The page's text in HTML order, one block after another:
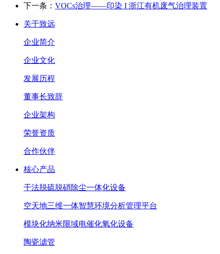
下一条： VOCs治理——印染 I 浙江有机废气治理装置
关于致远
企业简介
企业文化
发展历程
董事长致辞
企业架构
荣誉资质
合作伙伴
核心产品
干法脱硫脱硝除尘一体化设备
空天地三维一体智慧环境分析管理平台
模块化纳米限域电催化氧化设备
陶瓷滤管